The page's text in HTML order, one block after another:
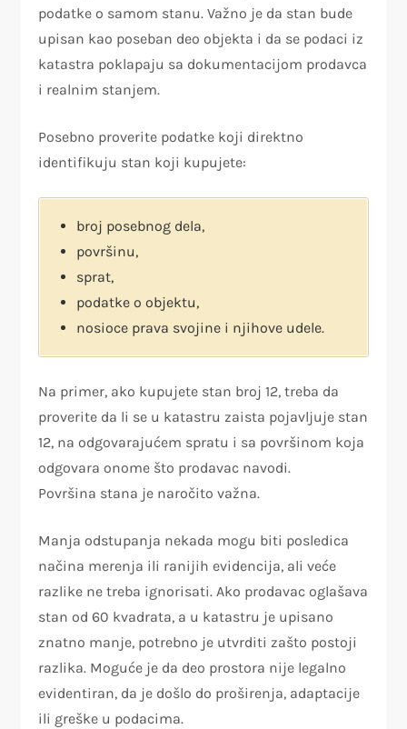
podatke o samom stanu. Važno je da stan bude
upisan kao poseban deo objekta i da se podaci iz
katastra poklapaju sa dokumentacijom prodavca
i realnim stanjem.
Posebno proverite podatke koji direktno
identifikuju stan koji kupujete:
broj posebnog dela,
površinu,
sprat,
podatke o objektu,
nosioce prava svojine i njihove udele.
Na primer, ako kupujete stan broj 12, treba da
proverite da li se u katastru zaista pojavljuje stan
12, na odgovarajućem spratu i sa površinom koja
odgovara onome što prodavac navodi.
Površina stana je naročito važna.
Manja odstupanja nekada mogu biti posledica
načina merenja ili ranijih evidencija, ali veće
razlike ne treba ignorisati. Ako prodavac oglašava
stan od 60 kvadrata, a u katastru je upisano
znatno manje, potrebno je utvrditi zašto postoji
razlika. Moguće je da deo prostora nije legalno
evidentiran, da je došlo do proširenja, adaptacije
ili greške u podacima.